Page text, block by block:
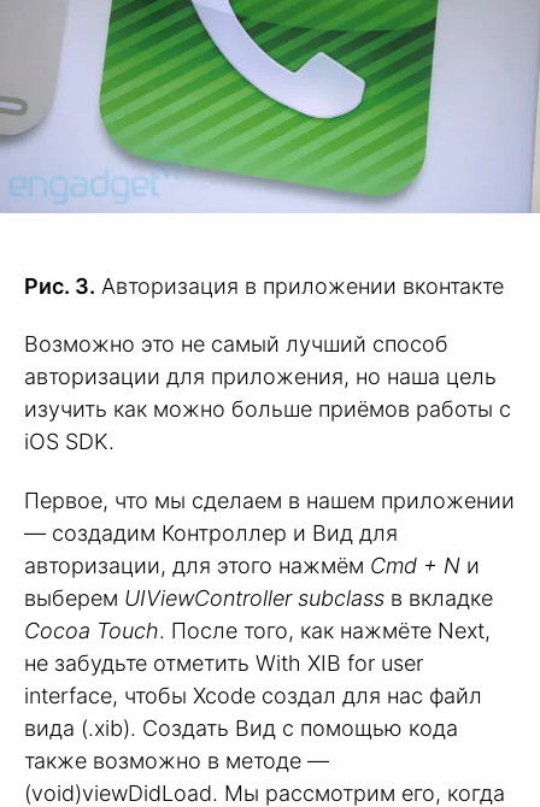
Рис. 3. Авторизация в приложении вконтакте
Возможно это не самый лучший способ
авторизации для приложения, но наша цель
изучить как можно больше приёмов работы с
iOS SDK.
Первое, что мы сделаем в нашем приложении
— создадим Контроллер и Вид для
авторизации, для этого нажмём Cmd + N и
выберем UIViewController subclass в вкладке
Cocoa Touch. После того, как нажмёте Next,
не забудьте отметить With XIB for user
interface, чтобы Xcode создал для нас файл
вида (.xib). Создать Вид с помощью кода
также возможно в методе —
(void)viewDidLoad. Мы рассмотрим его, когда